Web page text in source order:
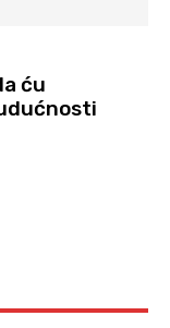
ću